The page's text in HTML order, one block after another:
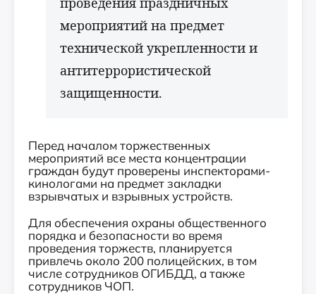
мероприятий на предмет
технической укрепленности и
антитеррористической
защищенности.
Перед началом торжественных
мероприятий все места концентрации
граждан будут проверены инспекторами-
кинологами на предмет закладки
взрывчатых и взрывных устройств.
Для обеспечения охраны общественного
порядка и безопасности во время
проведения торжеств, планируется
привлечь около 200 полицейских, в том
числе сотрудников ОГИБДД, а также
сотрудников ЧОП.